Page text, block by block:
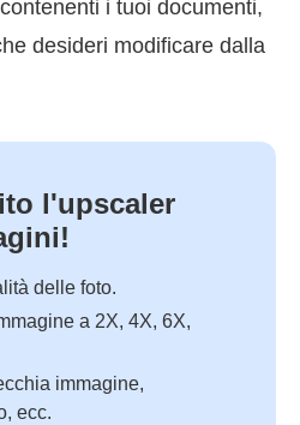
i tuoi documenti,
desideri modificare dalla
l'upscaler
delle foto.
a 2X, 4X, 6X,
immagine,
ecc.